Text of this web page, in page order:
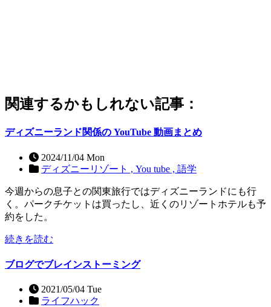
関連するかもしれない記事：
ディズニーランド関係の YouTube 動画まとめ
2024/11/04 Mon
ディズニーリゾート , You tube , 語学
今週からの息子との関東旅行ではディズニーランドにも行
く。パークチケットは買ったし、近くのリゾートホテルも予
約をした。
続きを読む
ブログでブレインストーミング
2021/05/04 Tue
ライフハック